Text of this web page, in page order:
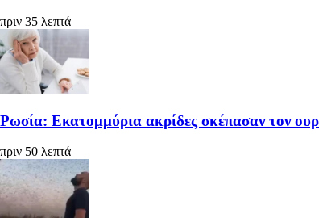
πριν 35 λεπτά
Ρωσία: Εκατομμύρια ακρίδες σκέπασαν τον
πριν 50 λεπτά